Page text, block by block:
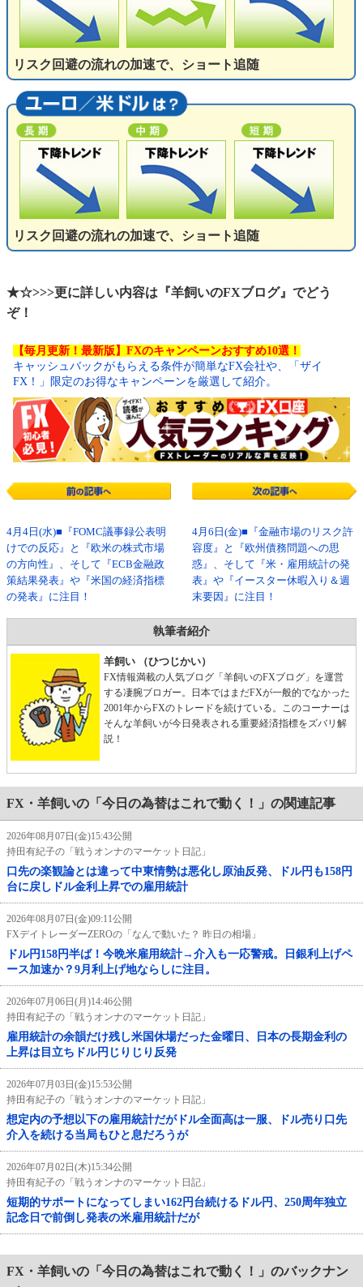
リスク回避の流れの加速で、ショート追随
リスク回避の流れの加速で、ショート追随
★☆>>>更に詳しい内容は『羊飼いのFXブログ』でどう
ぞ！
【毎月更新！最新版】FXのキャンペーンおすすめ10選！
キャッシュバックがもらえる条件が簡単なFX会社や、「ザイ
FX！」限定のお得なキャンペーンを厳選して紹介。
4月4日(水)■『FOMC議事録公表明
けでの反応』と『欧米の株式市場
の方向性』、そして『ECB金融政
策結果発表』や『米国の経済指標
の発表』に注目！
4月6日(金)■『金融市場のリスク許
容度』と『欧州債務問題への思
惑』、そして『米・雇用統計の発
表』や『イースター休暇入り＆週
末要因』に注目！
執筆者紹介
羊飼い （ひつじかい）
FX情報満載の人気ブログ「羊飼いのFXブログ」を運営
する凄腕ブロガー。日本ではまだFXが一般的でなかった
2001年からFXのトレードを続けている。このコーナーは
そんな羊飼いが今日発表される重要経済指標をズバリ解
説！
FX・羊飼いの「今日の為替はこれで動く！」の関連記事
2026年08月07日(金)15:43公開
持田有紀子の「戦うオンナのマーケット日記」
口先の楽観論とは違って中東情勢は悪化し原油反発、ドル円も158円
台に戻しドル金利上昇での雇用統計
2026年08月07日(金)09:11公開
FXデイトレーダーZEROの「なんで動いた？ 昨日の相場」
ドル円158円半ば！今晩米雇用統計→介入も一応警戒。日銀利上げペ
ース加速か？9月利上げ地ならしに注目。
2026年07月06日(月)14:46公開
持田有紀子の「戦うオンナのマーケット日記」
雇用統計の余韻だけ残し米国休場だった金曜日、日本の長期金利の
上昇は目立ちドル円じりじり反発
2026年07月03日(金)15:53公開
持田有紀子の「戦うオンナのマーケット日記」
想定内の予想以下の雇用統計だがドル全面高は一服、ドル売り口先
介入を続ける当局もひと息だろうが
2026年07月02日(木)15:34公開
持田有紀子の「戦うオンナのマーケット日記」
短期的サポートになってしまい162円台続けるドル円、250周年独立
記念日で前倒し発表の米雇用統計だが
FX・羊飼いの「今日の為替はこれで動く！」のバックナン